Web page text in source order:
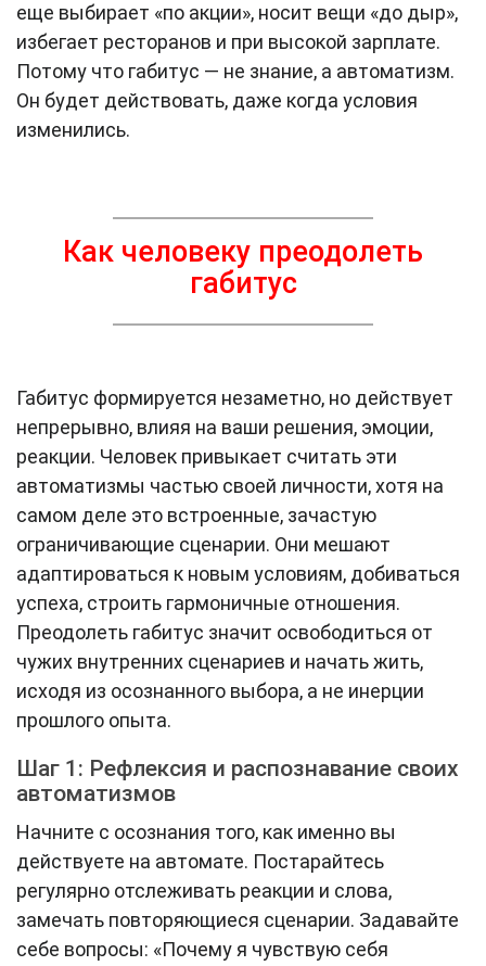
еще выбирает «по акции», носит вещи «до дыр»,
избегает ресторанов и при высокой зарплате.
Потому что габитус — не знание, а автоматизм.
Он будет действовать, даже когда условия
изменились.
Как человеку преодолеть
габитус
Габитус формируется незаметно, но действует
непрерывно, влияя на ваши решения, эмоции,
реакции. Человек привыкает считать эти
автоматизмы частью своей личности, хотя на
самом деле это встроенные, зачастую
ограничивающие сценарии. Они мешают
адаптироваться к новым условиям, добиваться
успеха, строить гармоничные отношения.
Преодолеть габитус значит освободиться от
чужих внутренних сценариев и начать жить,
исходя из осознанного выбора, а не инерции
прошлого опыта.
Шаг 1: Рефлексия и распознавание своих
автоматизмов
Начните с осознания того, как именно вы
действуете на автомате. Постарайтесь
регулярно отслеживать реакции и слова,
замечать повторяющиеся сценарии. Задавайте
себе вопросы: «Почему я чувствую себя